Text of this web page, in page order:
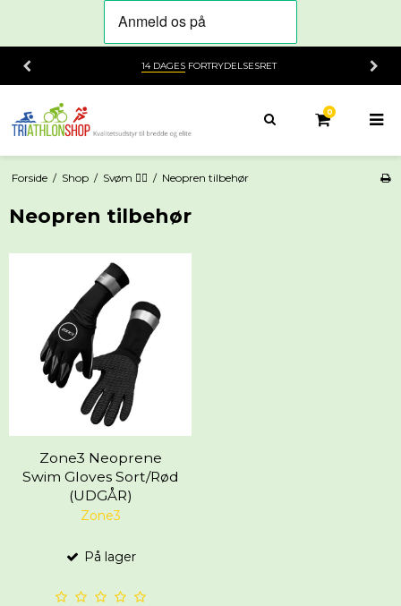
14 DAGESFORTRYDELSESRET
0
Forside / Shop / Svøm 🏊‍♀️ / Neopren tilbehør
Neopren tilbehør
Zone3 Neoprene
Swim Gloves Sort/Rød
(UDGÅR)
Zone3
På lager